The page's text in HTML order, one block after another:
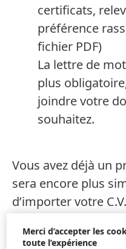
certificats,
préférence
fichier PDF)
La lettre de
plus
joindre votre
souhaitez.
Vous avez déjà un
sera encore plus
d’importer votre
informé. (en
Merci d’accepter les
toute l’expérience